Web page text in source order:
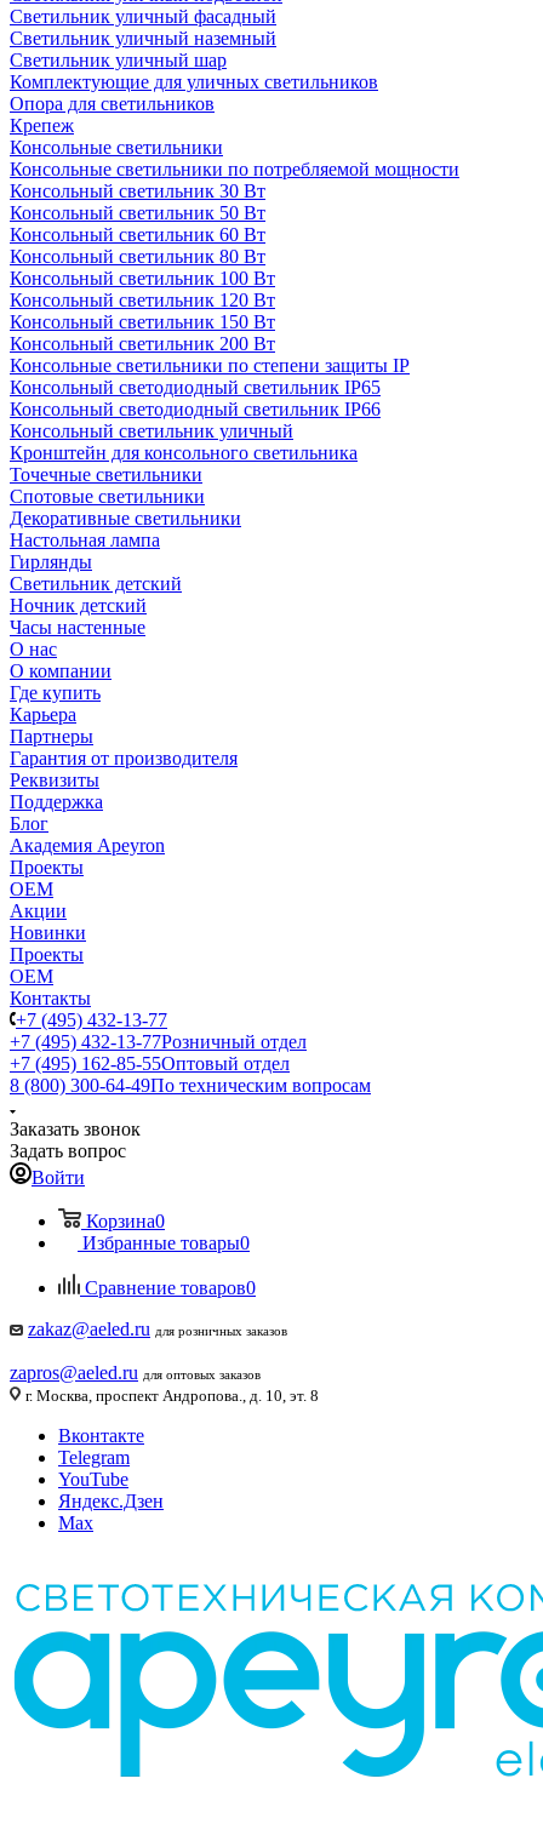
Светильник уличный фасадный
Светильник уличный наземный
Cветильник уличный шар
Комплектующие для уличных светильников
Опора для светильников
Крепеж
Консольные светильники
Консольные светильники по потребляемой мощности
Консольный светильник 30 Вт
Консольный светильник 50 Вт
Консольный светильник 60 Вт
Консольный светильник 80 Вт
Консольный светильник 100 Вт
Консольный светильник 120 Вт
Консольный светильник 150 Вт
Консольный светильник 200 Вт
Консольные светильники по степени защиты IP
Консольный светодиодный светильник IP65
Консольный светодиодный светильник IP66
Консольный светильник уличный
Кронштейн для консольного светильника
Точечные светильники
Спотовые светильники
Декоративные светильники
Настольная лампа
Гирлянды
Светильник детский
Ночник детский
Часы настенные
О нас
О компании
Где купить
Карьера
Партнеры
Гарантия от производителя
Реквизиты
Поддержка
Блог
Академия Apeyron
Проекты
ОЕМ
Акции
Новинки
Проекты
ОЕМ
Контакты
+7 (495) 432-13-77
+7 (495) 432-13-77Розничный отдел
+7 (495) 162-85-55Оптовый отдел
8 (800) 300-64-49По техническим вопросам
Заказать звонок
Задать вопрос
Войти
Корзина0
Избранные товары0
Сравнение товаров0
zakaz@aeled.ru для розничных заказов
zapros@aeled.ru для оптовых заказов
г. Москва, проспект Андропова., д. 10, эт. 8
Вконтакте
Telegram
YouTube
Яндекс.Дзен
Max